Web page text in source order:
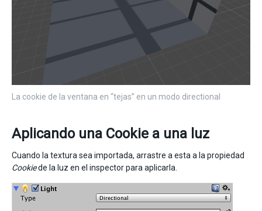
La cookie de la ventana en “tejas” en un modo directional
Aplicando una Cookie a una luz
Cuando la textura sea importada, arrastre a esta a la propiedad
Cookiede la luz en el inspector para aplicarla.